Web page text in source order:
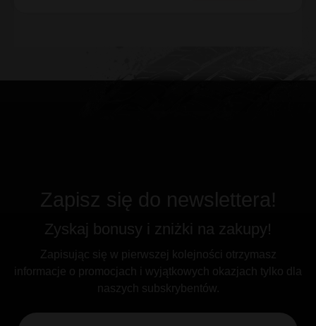
Zapisz się do newslettera!
Zyskaj bonusy i zniżki na zakupy!
Zapisując się w pierwszej kolejności otrzymasz
informacje o promocjach i wyjątkowych okazjach tylko dla
naszych subskrybentów.